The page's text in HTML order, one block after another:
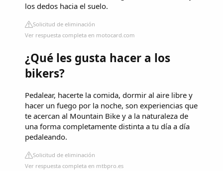
los dedos hacia el suelo.
Solicitud de eliminación
Ver respuesta completa en motocard.com
¿Qué les gusta hacer a los
bikers?
Pedalear, hacerte la comida, dormir al aire libre y
hacer un fuego por la noche, son experiencias que
te acercan al Mountain Bike y a la naturaleza de
una forma completamente distinta a tu día a día
pedaleando.
Solicitud de eliminación
Ver respuesta completa en mtbpro.es